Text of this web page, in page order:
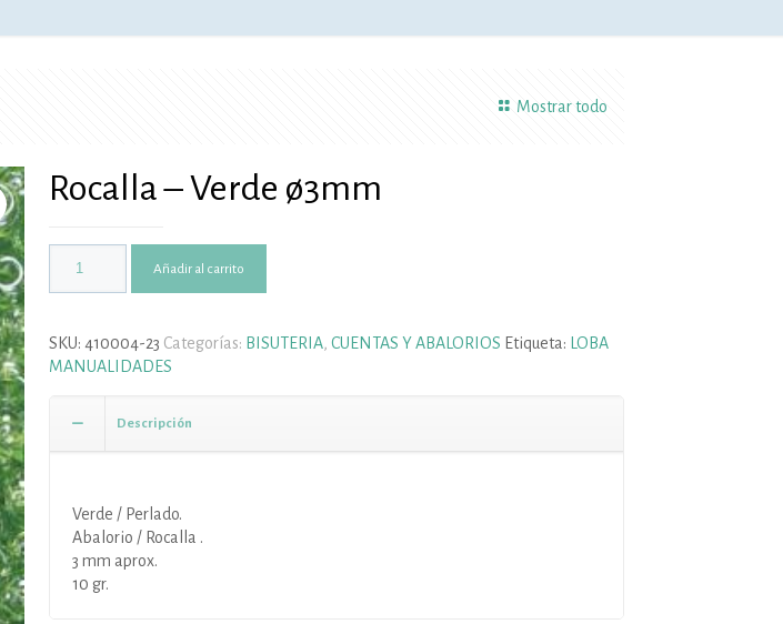
Mostrar todo
Rocalla – Verde ø3mm
Añadir al carrito
SKU: 410004-23 Categorías: BISUTERIA, CUENTAS Y ABALORIOS Etiqueta:
LOBA
MANUALIDADES
Descripción
Verde / Perlado.
Abalorio / Rocalla .
3 mm aprox.
10 gr.